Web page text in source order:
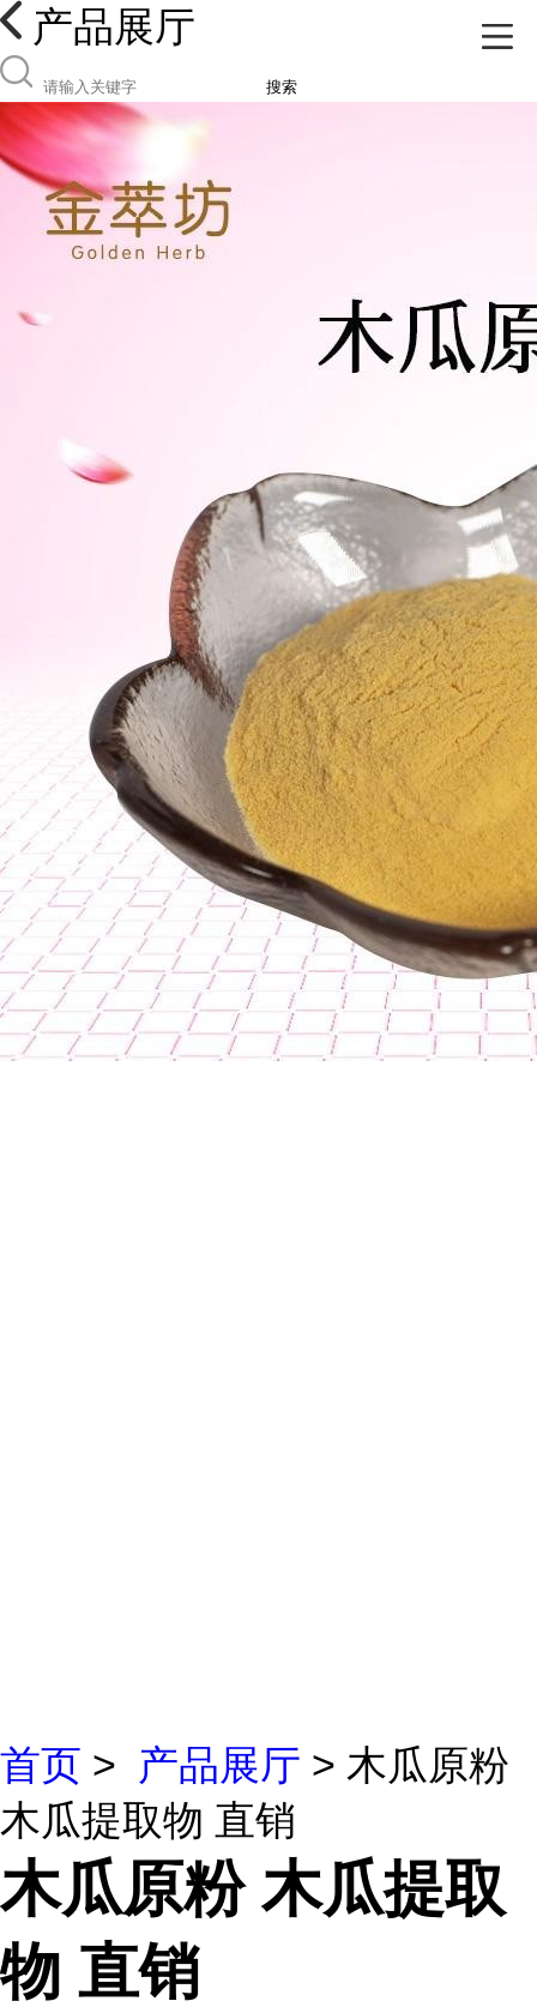
产品展厅
搜索
首页 > 产品展厅 > 木瓜原粉
木瓜提取物 直销
木瓜原粉 木瓜提取
物 直销